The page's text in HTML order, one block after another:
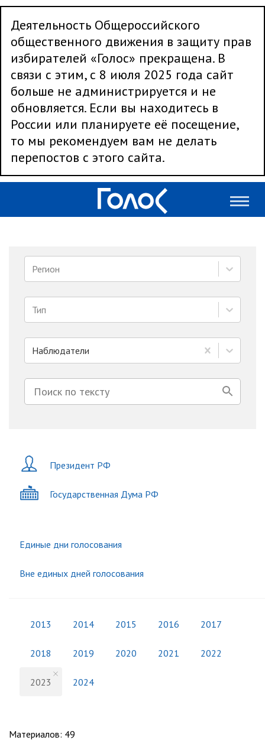
Деятельность Общероссийского
общественного движения в защиту прав
избирателей «Голос» прекращена. В
связи с этим, с 8 июля 2025 года сайт
больше не администрируется и не
обновляется. Если вы находитесь в
России или планируете её посещение,
то мы рекомендуем вам не делать
перепостов с этого сайта.
Регион
Тип
Наблюдатели
Президент РФ
Государственная Дума РФ
Единые дни голосования
Вне единых дней голосования
2013 2014 2015 2016 2017
2018 2019 2020 2021 2022
2023 2024
Материалов: 49